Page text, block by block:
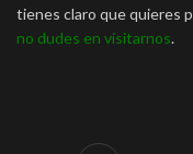
tienes claro que quieres
no dudes en visitarnos.